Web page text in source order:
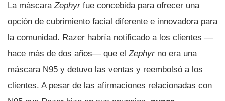
La máscaraZephyrfue concebida para ofrecer una
opción de cubrimiento facial diferente e innovadora para
la comunidad. Razer habría notificado a los clientes —
hace más de dos años— que elZephyrno era una
máscara N95 y detuvo las ventas y reembolsó a los
clientes. A pesar de las afirmaciones relacionadas con